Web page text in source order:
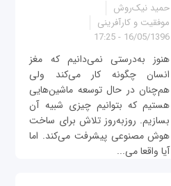
حمید نیک‌روش
موفقیت و کارآفرینی
16/05/1396 - 17:25
هنوز به‌درستی نمی‌دانیم که مغز
انسان چگونه کار می‌کند ولی
هم‌چنان در حال توسعه ماشین‌هایی
هستیم که بتوانیم چیزی شبیه آن
بسازیم. روزبه‌روز تلاش برای ساخت
هوش مصنوعی پیشرفت می‌کند. اما
آیا واقعا می‌...